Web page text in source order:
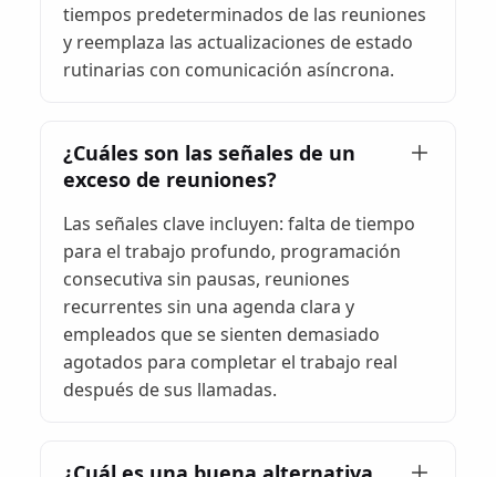
tiempos predeterminados de las reuniones
y reemplaza las actualizaciones de estado
rutinarias con comunicación asíncrona.
¿Cuáles son las señales de un
exceso de reuniones?
Las señales clave incluyen: falta de tiempo
para el trabajo profundo, programación
consecutiva sin pausas, reuniones
recurrentes sin una agenda clara y
empleados que se sienten demasiado
agotados para completar el trabajo real
después de sus llamadas.